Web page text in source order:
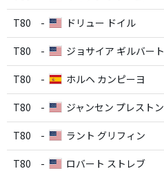
T80 - ドリュー ドイル
T80 - ジョサイア ギルバート
T80 - ホルヘ カンピーヨ
T80 - ジャンセン プレストン
T80 - ラント グリフィン
T80 - ロバート ストレブ